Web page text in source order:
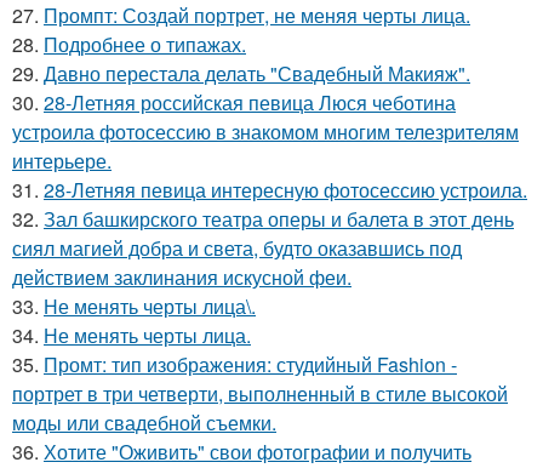
27. Промпт: Создай портрет, не меняя черты лица.
28. Подробнее о типажах.
29. Давно перестала делать "Свадебный Макияж".
30. 28-Летняя российская певица Люся чеботина
устроила фотосессию в знакомом многим телезрителям
интерьере.
31. 28-Летняя певица интересную фотосессию устроила.
32. Зал башкирского театра оперы и балета в этот день
сиял магией добра и света, будто оказавшись под
действием заклинания искусной феи.
33. Не менять черты лица\.
34. Не менять черты лица.
35. Промт: тип изображения: студийный Fashion -
портрет в три четверти, выполненный в стиле высокой
моды или свадебной съемки.
36. Хотите "Оживить" свои фотографии и получить